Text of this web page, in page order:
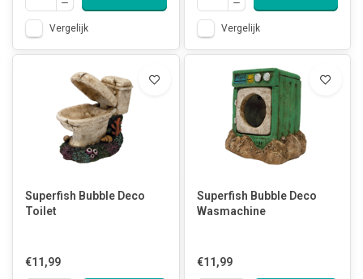
Vergelijk Vergelijk
Superfish Bubble Deco
Toilet
€11,99
Superfish Bubble Deco
Wasmachine
€11,99